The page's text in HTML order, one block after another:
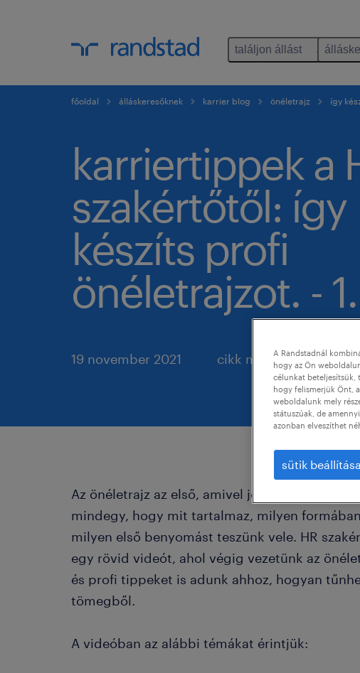
találjon állást
főoldal álláskeresőknek karrier blog önéletrajz így
karriertippek a
szakértőtől: így
készíts profi
önéletrajzot. -
19 november 2021 cikk megosztása
Az önéletrajz az első, amivel jövőbeni
mindegy, hogy mit tartalmaz, milyen
milyen első benyomást teszünk vele. HR
egy rövid videót, ahol végig vezetünk az
és profi tippeket is adunk ahhoz, hogyan
tömegből.
A videóban az alábbi témákat érintjük:
A Randstadnál
hogy az Ön
célunkat beteljesítsük,
hogy felismerjük Önt,
weboldalunk mely
státuszúak, de
azonban elveszíthet
sütik beállítása